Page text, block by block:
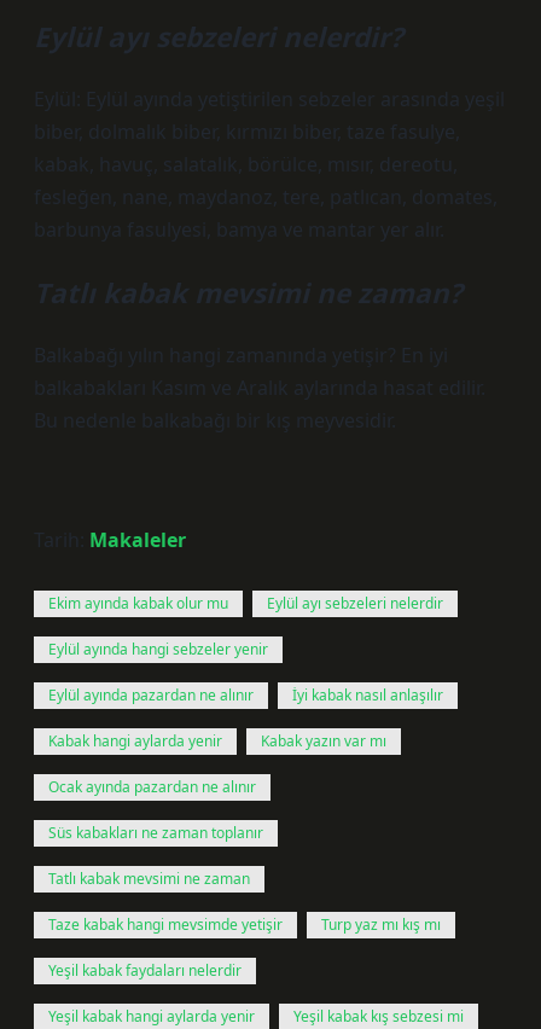
Eylül ayı sebzeleri nelerdir?
Eylül: Eylül ayında yetiştirilen sebzeler arasında yeşil
biber, dolmalık biber, kırmızı biber, taze fasulye,
kabak, havuç, salatalık, börülce, mısır, dereotu,
fesleğen, nane, maydanoz, tere, patlıcan, domates,
barbunya fasulyesi, bamya ve mantar yer alır.
Tatlı kabak mevsimi ne zaman?
Balkabağı yılın hangi zamanında yetişir? En iyi
balkabakları Kasım ve Aralık aylarında hasat edilir.
Bu nedenle balkabağı bir kış meyvesidir.
Tarih: Makaleler
Ekim ayında kabak olur mu Eylül ayı sebzeleri nelerdir
Eylül ayında hangi sebzeler yenir
Eylül ayında pazardan ne alınır İyi kabak nasıl anlaşılır
Kabak hangi aylarda yenir Kabak yazın var mı
Ocak ayında pazardan ne alınır
Süs kabakları ne zaman toplanır
Tatlı kabak mevsimi ne zaman
Taze kabak hangi mevsimde yetişir Turp yaz mı kış mı
Yeşil kabak faydaları nelerdir
Yeşil kabak hangi aylarda yenir Yeşil kabak kış sebzesi mi